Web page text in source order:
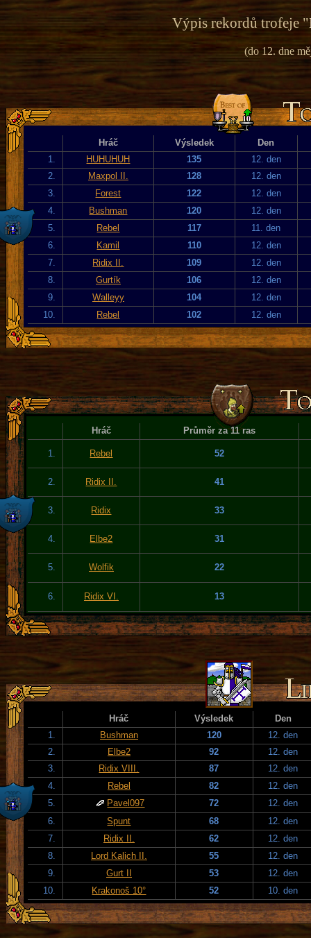
Výpis rekordů trofeje "
(do 12. dne
Hráč Výsledek
Den
1.
HUHUHUH 135
12. den
2.
Maxpol II. 128
12. den
3.
Forest 122
12. den
4.
Bushman 120
12. den
5.
Rebel 117
11. den
6.
Kamil 110
12. den
7.
Ridix II. 109
12. den
8.
Gurtík 106
12. den
9.
Walleyy 104
12. den
10.
Rebel 102 12. den
Hráč Průměr za 11 ras
1. Rebel 52
2. Ridix II. 41
3. Ridix 33
4. Elbe2 31
5. Wolfik 22
6. Ridix VI. 13
Hráč Výsledek
Den
1.
Bushman 120
12. den
2.
Elbe2 92
12. den
3.
Ridix VIII. 87
12. den
4.
Rebel 82
12. den
5.
Pavel097 72
12. den
6.
Spunt 68
12. den
7.
Ridix II. 62
12. den
8.
Lord Kalich II. 55
12. den
9.
Gurt II 53
12. den
10.
Krakonoš 10° 52 10. den